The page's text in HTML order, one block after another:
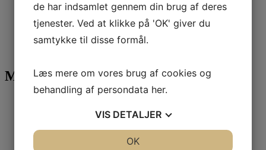
Attent nyheder
Faglig viden
Publikationer
Meta
WordPress.org
de har indsamlet gennem din brug af deres
tjenester. Ved at klikke på 'OK' giver du
samtykke til disse formål.
Læs mere om vores brug af cookies og
behandling af persondata her.
VIS DETALJER
OK